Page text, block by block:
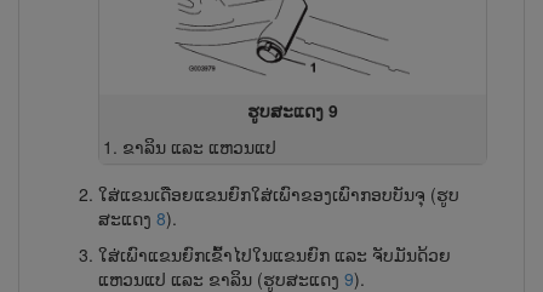
ຮູບສະແດງ 9
ຂາລິນ ແລະ ແຫວນແປ
ໃສ່ແຂນເດືອຍແຂນຍົກໃສ່ເພົາຂອງເພົາກອບບັນຈຸ (ຮູບ
ສະແດງ 8).
ໃສ່ເພົາແຂນຍົກເຂົ້າໄປໃນແຂນຍົກ ແລະ ຈັບມັນດ້ວຍ
ແຫວນແປ ແລະ ຂາລິນ (ຮູບສະແດງ 9).